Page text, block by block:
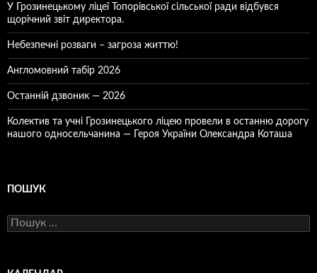
У Грозинецькому ліцеї Топорівської сільської ради відбувся
щорічний звіт директора.
Небезпечні розваги – загроза життю!
Англомовний табір 2026
Останній дзвоник — 2026
Колектив та учні Грозинецького ліцею провели в останню дорогу
нашого односельчанина — Героя України Олександра Коташа
ПОШУК
Пошук: